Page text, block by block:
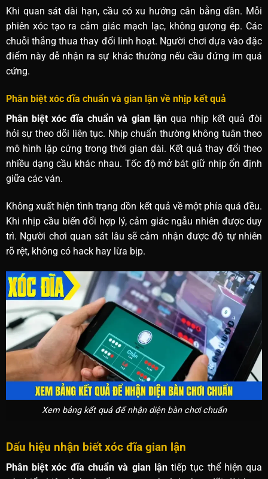
Khi quan sát dài hạn, cầu có xu hướng cân bằng dần. Mỗi
phiên xóc tạo ra cảm giác mạch lạc, không gượng ép. Các
chuỗi thắng thua thay đổi linh hoạt. Người chơi dựa vào đặc
điểm này dễ nhận ra sự khác thường nếu cầu đứng im quá
cứng.
Phân biệt xóc đĩa chuẩn và gian lận về nhịp kết quả
Phân biệt xóc đĩa chuẩn và gian lậnqua nhịp kết quả đòi
hỏi sự theo dõi liên tục. Nhịp chuẩn thường không tuân theo
mô hình lặp cứng trong thời gian dài. Kết quả thay đổi theo
nhiều dạng cầu khác nhau. Tốc độ mở bát giữ nhịp ổn định
giữa các ván.
Không xuất hiện tình trạng dồn kết quả về một phía quá đều.
Khi nhịp cầu biến đổi hợp lý, cảm giác ngẫu nhiên được duy
trì. Người chơi quan sát lâu sẽ cảm nhận được độ tự nhiên
rõ rệt, không có hack hay lừa bịp.
Xem bảng kết quả để nhận diện bàn chơi chuẩn
Dấu hiệu nhận biết xóc đĩa gian lận
Phân biệt xóc đĩa chuẩn và gian lậntiếp tục thể hiện qua